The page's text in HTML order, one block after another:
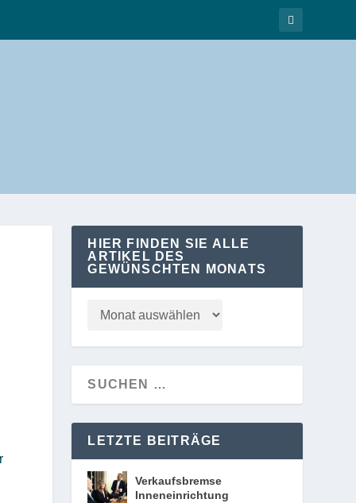
HIER FINDEN SIE ALLE
ARTIKEL DES
GEWÜNSCHTEN MONATS
LETZTE BEITRÄGE
Verkaufsbremse
Inneneinrichtung